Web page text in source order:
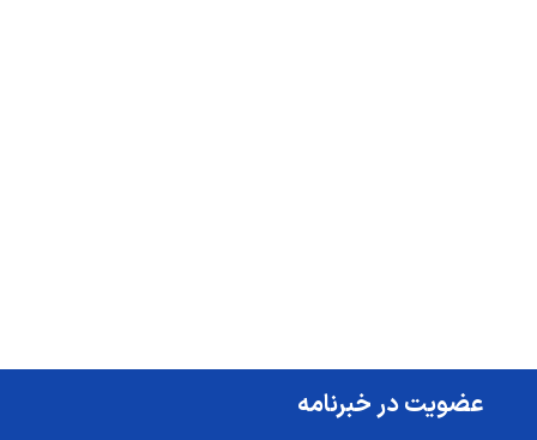
عضویت در خبرنامه